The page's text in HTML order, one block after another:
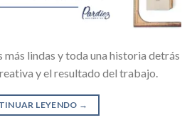
más lindas y toda una historia detrás
y el resultado del trabajo.
LEYENDO →